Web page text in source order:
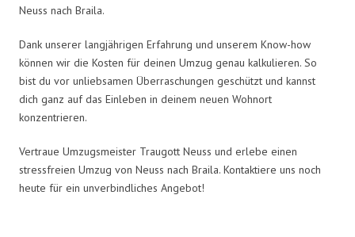
Neuss nach Braila.
Dank unserer langjährigen Erfahrung und unserem Know-how
können wir die Kosten für deinen Umzug genau kalkulieren. So
bist du vor unliebsamen Überraschungen geschützt und kannst
dich ganz auf das Einleben in deinem neuen Wohnort
konzentrieren.
Vertraue Umzugsmeister Traugott Neuss und erlebe einen
stressfreien Umzug von Neuss nach Braila. Kontaktiere uns noch
heute für ein unverbindliches Angebot!